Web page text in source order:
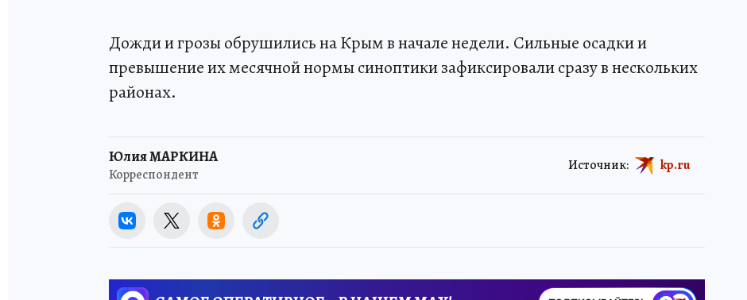
Дожди и грозы обрушились на Крым в начале недели. Сильные осадки и
превышение их месячной нормы синоптики зафиксировали сразу в нескольких
районах.
Юлия МАРКИНА
Корреспондент
Источник: kp.ru